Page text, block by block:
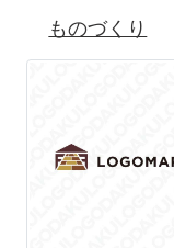
ものづくり